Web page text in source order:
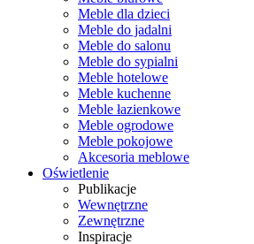
Meble dla dzieci
Meble do jadalni
Meble do salonu
Meble do sypialni
Meble hotelowe
Meble kuchenne
Meble łazienkowe
Meble ogrodowe
Meble pokojowe
Akcesoria meblowe
Oświetlenie
Publikacje
Wewnętrzne
Zewnętrzne
Inspiracje